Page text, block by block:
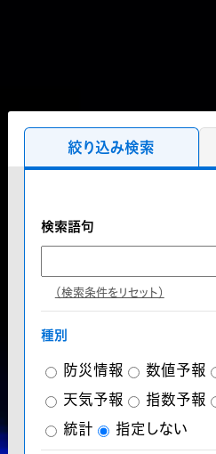
絞り込み検索
検索語句
（検索条件をリセット）
種別
防災情報 数値予報
天気予報
指数予報
統計
指定しない